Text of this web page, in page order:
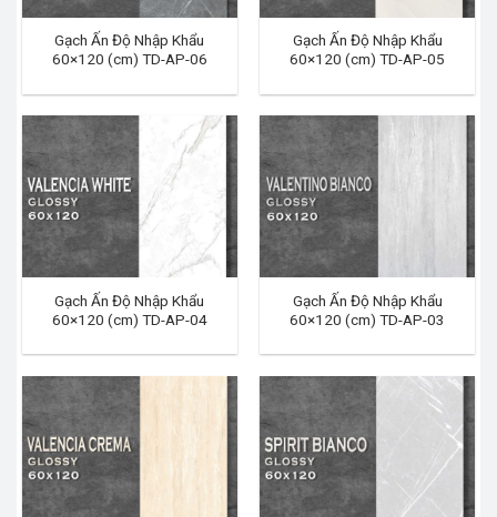
Gạch Ấn Độ Nhập Khẩu
60×120 (cm) TD-AP-06
Gạch Ấn Độ Nhập Khẩu
60×120 (cm) TD-AP-05
Gạch Ấn Độ Nhập Khẩu
60×120 (cm) TD-AP-04
Gạch Ấn Độ Nhập Khẩu
60×120 (cm) TD-AP-03